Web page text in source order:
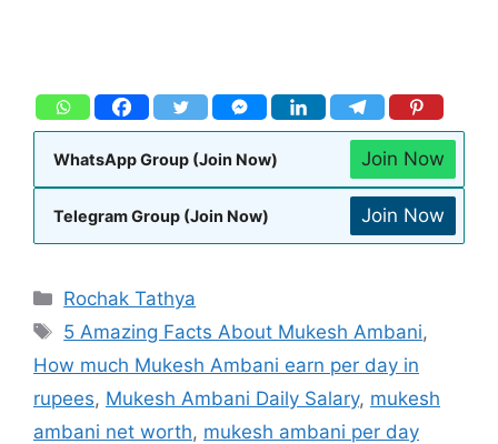
WhatsApp Group (Join Now) Join Now
Telegram Group (Join Now) Join Now
Rochak Tathya
5 Amazing Facts About Mukesh Ambani,
How much Mukesh Ambani earn per day in
rupees, Mukesh Ambani Daily Salary, mukesh
ambani net worth, mukesh ambani per day